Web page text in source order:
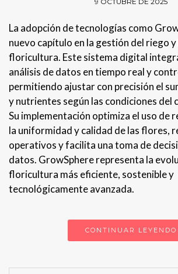
La adopción de tecnologías como
nuevo capítulo en la gestión del riego
floricultura. Este sistema digital
análisis de datos en tiempo real y
permitiendo ajustar con precisión el
y nutrientes según las condiciones del
Su implementación optimiza el uso de
la uniformidad y calidad de las flores,
operativos y facilita una toma de
datos. GrowSphere representa la
floricultura más eficiente, sostenible y
tecnológicamente avanzada.
CONTINUAR LEYENDO